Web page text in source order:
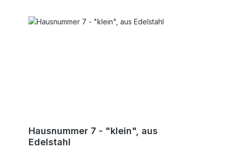
Hausnummer 7 - "klein", aus
Edelstahl